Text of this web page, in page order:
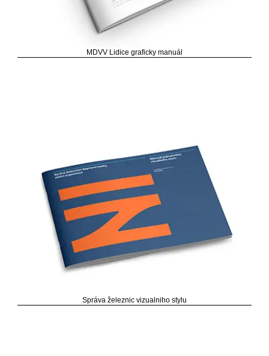
MDVV Lidice graficky manuál
Správa železnic vizualniho stylu